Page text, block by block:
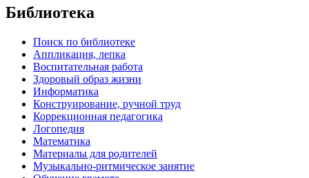
Библиотека
Поиск по библиотеке
Аппликация, лепка
Воспитательная работа
Здоровый образ жизни
Информатика
Конструирование, ручной труд
Коррекционная педагогика
Логопедия
Математика
Материалы для родителей
Музыкально-ритмическое занятие